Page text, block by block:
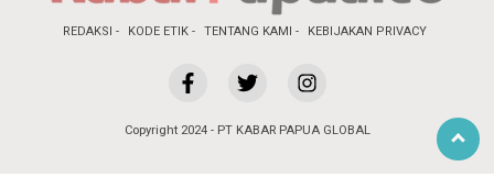
REDAKSI KODE ETIK TENTANG KAMI KEBIJAKAN PRIVACY
Copyright 2024 - PT KABAR PAPUA GLOBAL